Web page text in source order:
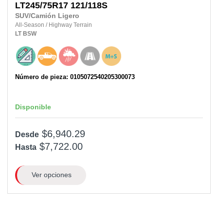
LT245/75R17 121/118S
SUV/Camión Ligero
All-Season / Highway Terrain
LT BSW
Número de pieza: 0105072540205300073
Disponible
Desde $6,940.29
Hasta $7,722.00
Ver opciones